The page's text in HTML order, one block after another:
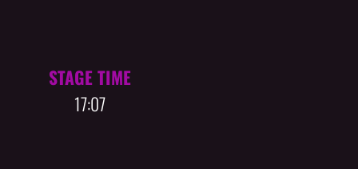
STAGE TIME
17:07